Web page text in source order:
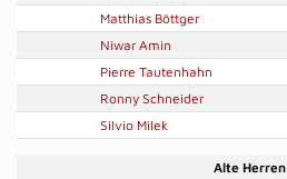
Matthias Böttger
Niwar Amin
Pierre Tautenhahn
Ronny Schneider
Silvio Milek
Alte Herren